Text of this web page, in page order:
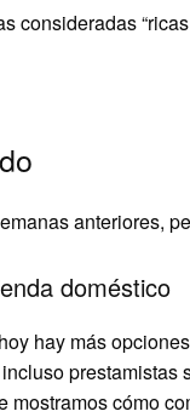
consideradas
anteriores,
doméstico
hay más
cómo